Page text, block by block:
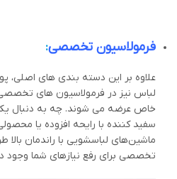
فرمولاسیون تخصصی:
علاوه بر این دسته بندی های اصلی،
لباس نیز در فرمولاسیون های تخصصی
خاص عرضه می شوند. چه به دنبال
سفید کننده با رایحه افزوده یا
ماشین‌های لباسشویی با راندمان
تخصصی برای رفع نیازهای شما وجود